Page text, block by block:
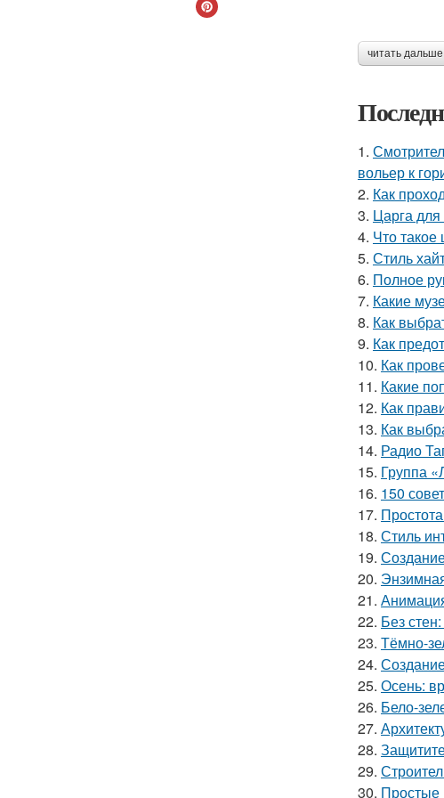
читать
1.
вольер к
2. Как
3. Царга для
4. Что такое
5. Стиль
6. Полное
7. Какие
8. Как
9. Как
10. Как
11. Какие
12. Как
13. Как
14. Радио
15. Группа
16. 150
17.
18. Стиль
19.
20.
21.
22. Без
23. Тёмно-
24.
25. Осень:
26. Бело-
27.
28.
29.
30. Простые